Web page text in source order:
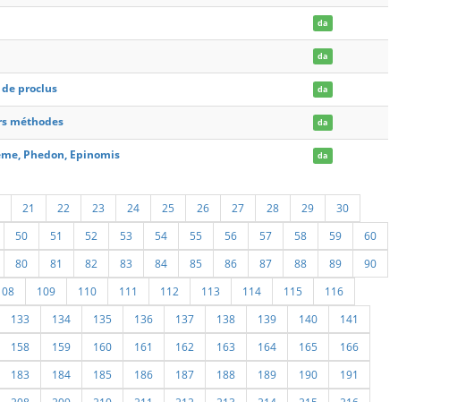
da
da
proclus da
méthodes da
Phedon, Epinomis da
21 22 23 24 25 26 27 28 29
30
50 51 52 53 54 55 56 57 58 59
60
80 81 82 83 84 85 86 87 88 89
90
109 110 111 112 113 114 115
116
133 134 135 136 137 138 139 140
141
158 159 160 161 162 163 164 165
166
183 184 185 186 187 188 189 190
191